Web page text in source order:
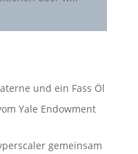
und ein Fass Öl
Yale Endowment
gemeinsam